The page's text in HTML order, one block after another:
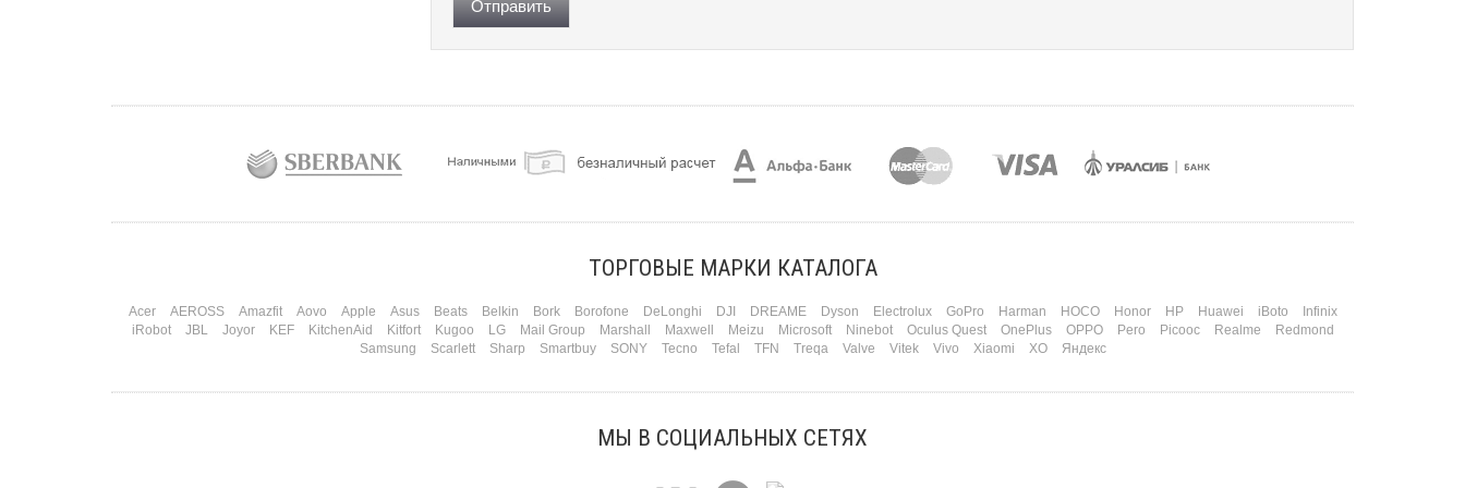
Отправить
ТОРГОВЫЕ МАРКИ КАТАЛОГА
Acer AEROSS Amazfit Aovo Apple Asus Beats Belkin Bork Borofone DeLonghi DJI DREAME Dyson Electrolux GoPro Harman HOCO Honor HP Huawei iBoto
Infinix
iRobot
JBL Joyor KEF KitchenAid Kitfort Kugoo LG Mail Group Marshall Maxwell Meizu Microsoft Ninebot Oculus Quest OnePlus OPPO Pero Picooc Realme
Redmond
Samsung
Scarlett Sharp Smartbuy SONY Tecno Tefal TFN Treqa Valve Vitek Vivo Xiaomi XO Яндекс
МЫ В СОЦИАЛЬНЫХ СЕТЯХ